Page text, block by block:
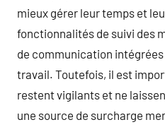
mieux gérer leur temps et
fonctionnalités de suivi des
de communication
travail. Toutefois, il est
restent vigilants et ne
une source de surcharge